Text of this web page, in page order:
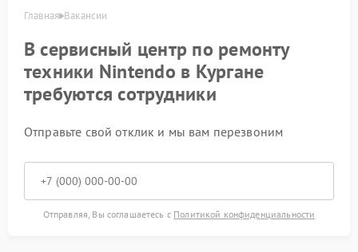
Главная Вакансии
В сервисный центр по ремонту
техники Nintendo в Кургане
требуются сотрудники
Отправьте свой отклик и мы вам перезвоним
Отправляя, Вы соглашаетесь с Политикой конфиденциальности